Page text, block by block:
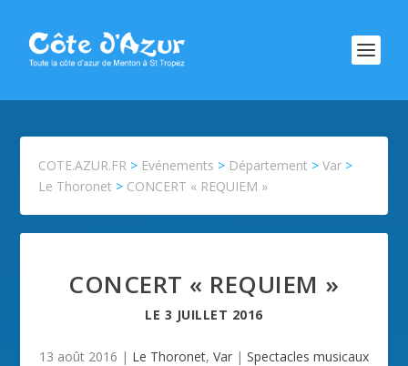
COTE.AZUR.FR > Evénements > Département >Var >
Le Thoronet > CONCERT « REQUIEM »
CONCERT « REQUIEM »
LE 3 JUILLET 2016
13 août 2016 | Le Thoronet, Var | Spectacles musicaux